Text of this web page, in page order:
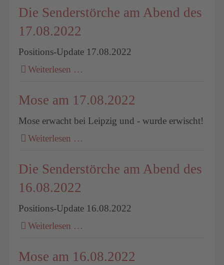
Die Senderstörche am Abend des
17.08.2022
Positions-Update 17.08.2022
Weiterlesen …
Mose am 17.08.2022
Mose erwacht bei Leipzig und - wurde erwischt!
Weiterlesen …
Die Senderstörche am Abend des
16.08.2022
Positions-Update 16.08.2022
Weiterlesen …
Mose am 16.08.2022